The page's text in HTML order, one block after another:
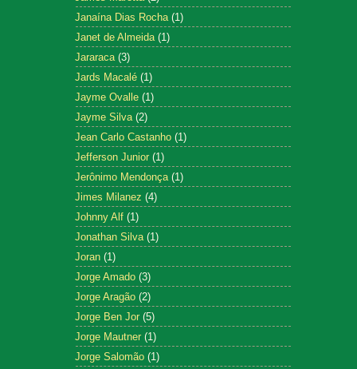
Janaína Dias Rocha (1)
Janet de Almeida (1)
Jararaca (3)
Jards Macalé (1)
Jayme Ovalle (1)
Jayme Silva (2)
Jean Carlo Castanho (1)
Jefferson Junior (1)
Jerônimo Mendonça (1)
Jimes Milanez (4)
Johnny Alf (1)
Jonathan Silva (1)
Joran (1)
Jorge Amado (3)
Jorge Aragão (2)
Jorge Ben Jor (5)
Jorge Mautner (1)
Jorge Salomão (1)